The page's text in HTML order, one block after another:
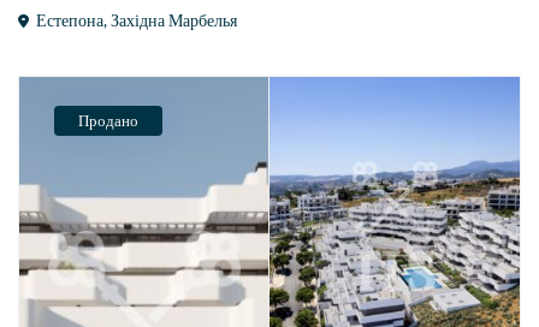
Естепона,Західна Марбелья
Продано